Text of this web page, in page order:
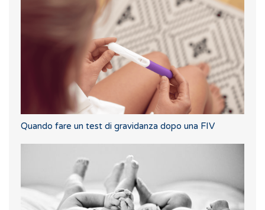
Quando fare un test di gravidanza dopo una FIV